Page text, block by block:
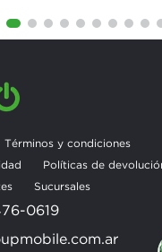
Términos y condiciones
Políticas de
Sucursales
0619